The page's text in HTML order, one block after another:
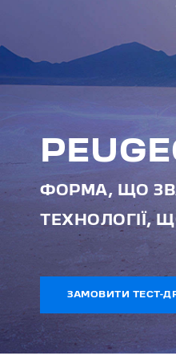
ФОРМА, ЩО
ТЕХНОЛОГІЇ,
ЗАМОВИТИ ТЕСТ-